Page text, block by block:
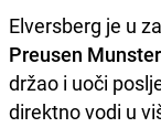
Elversberg je u
Preusen Munster
držao i uoči
direktno vodi u